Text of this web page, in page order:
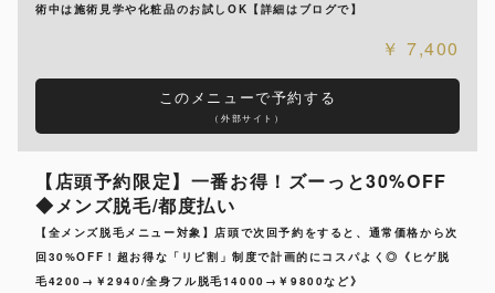
術中は施術見学や化粧品のお試しOK【詳細はブログで】
7,400
このメニューで予約する
（外部サイト）
【店頭予約限定】一番お得！ズーっと30%OFF
◆メンズ脱毛/都度払い
【全メンズ脱毛メニュー対象】店頭で次回予約をすると、通常価格から次
回30%OFF！超お得な「リピ割」制度で計画的にコスパよく◎《ヒゲ脱
毛4200→￥2940/全身フル脱毛14000→￥9800など》